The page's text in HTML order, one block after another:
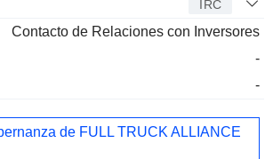
IRC
Contacto de Relaciones con Inversores
-
-
de FULL TRUCK ALLIANCE